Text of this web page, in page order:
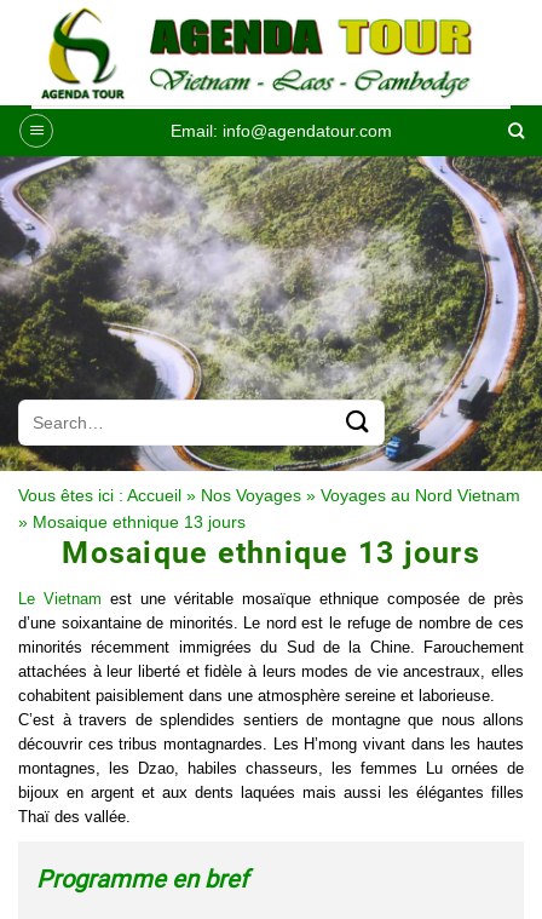
contenu
Email: info@agendatour.com
Vous êtes ici : Accueil » Nos Voyages » Voyages au Nord Vietnam
» Mosaique ethnique 13 jours
Mosaique ethnique 13 jours
Le Vietnam est une véritable mosaïque ethnique composée de près
d’une soixantaine de minorités. Le nord est le refuge de nombre de ces
minorités récemment immigrées du Sud de la Chine. Farouchement
attachées à leur liberté et fidèle à leurs modes de vie ancestraux, elles
cohabitent paisiblement dans une atmosphère sereine et laborieuse.
C’est à travers de splendides sentiers de montagne que nous allons
découvrir ces tribus montagnardes. Les H’mong vivant dans les hautes
montagnes, les Dzao, habiles chasseurs, les femmes Lu ornées de
bijoux en argent et aux dents laquées mais aussi les élégantes filles
Thaï des vallée.
Programme en bref